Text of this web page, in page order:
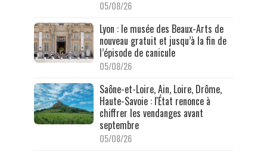
05/08/26
Lyon : le musée des Beaux-Arts de
nouveau gratuit et jusqu’à la fin de
l’épisode de canicule
05/08/26
Saône-et-Loire, Ain, Loire, Drôme,
Haute-Savoie : l'État renonce à
chiffrer les vendanges avant
septembre
05/08/26